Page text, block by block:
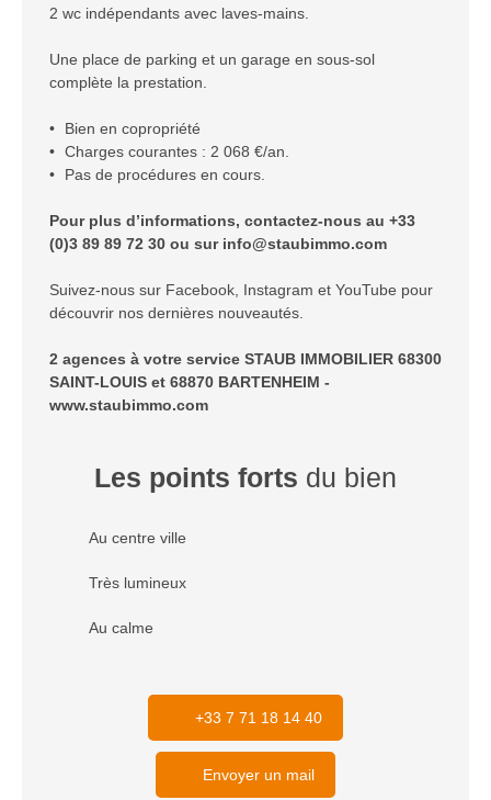
2 wc indépendants avec laves-mains.
Une place de parking et un garage en sous-sol
complète la prestation.
Bien en copropriété
Charges courantes : 2 068 €/an.
Pas de procédures en cours.
Pour plus d’informations, contactez-nous au +33
(0)3 89 89 72 30 ou sur info@staubimmo.com
Suivez-nous sur Facebook, Instagram et YouTube pour
découvrir nos dernières nouveautés.
2 agences à votre service STAUB IMMOBILIER 68300
SAINT-LOUIS et 68870 BARTENHEIM -
www.staubimmo.com
Les points forts du bien
Au centre ville
Très lumineux
Au calme
+33 7 71 18 14 40
Envoyer un mail